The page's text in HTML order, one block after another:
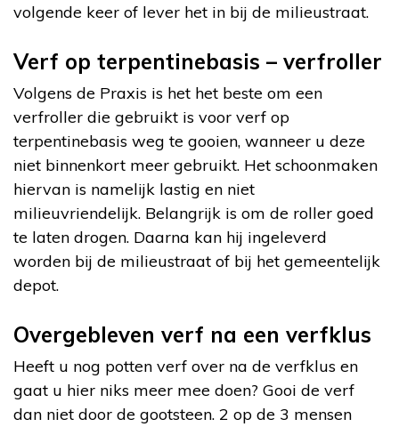
volgende keer of lever het in bij de milieustraat.
Verf op terpentinebasis – verfroller
Volgens de Praxis is het het beste om een
verfroller die gebruikt is voor verf op
terpentinebasis weg te gooien, wanneer u deze
niet binnenkort meer gebruikt. Het schoonmaken
hiervan is namelijk lastig en niet
milieuvriendelijk. Belangrijk is om de roller goed
te laten drogen. Daarna kan hij ingeleverd
worden bij de milieustraat of bij het gemeentelijk
depot.
Overgebleven verf na een verfklus
Heeft u nog potten verf over na de verfklus en
gaat u hier niks meer mee doen? Gooi de verf
dan niet door de gootsteen. 2 op de 3 mensen